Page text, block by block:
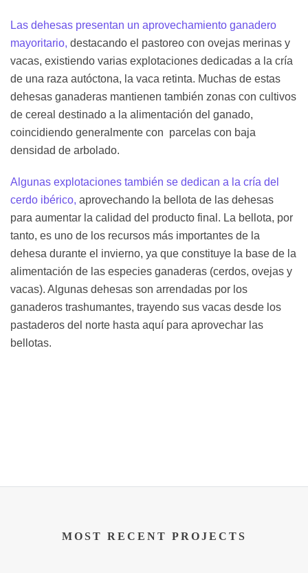
Las dehesas presentan un aprovechamiento ganadero
mayoritario, destacando el pastoreo con ovejas merinas y
vacas, existiendo varias explotaciones dedicadas a la cría
de una raza autóctona, la vaca retinta. Muchas de estas
dehesas ganaderas mantienen también zonas con cultivos
de cereal destinado a la alimentación del ganado,
coincidiendo generalmente con parcelas con baja
densidad de arbolado.
Algunas explotaciones también se dedican a la cría del
cerdo ibérico, aprovechando la bellota de las dehesas
para aumentar la calidad del producto final. La bellota, por
tanto, es uno de los recursos más importantes de la
dehesa durante el invierno, ya que constituye la base de la
alimentación de las especies ganaderas (cerdos, ovejas y
vacas). Algunas dehesas son arrendadas por los
ganaderos trashumantes, trayendo sus vacas desde los
pastaderos del norte hasta aquí para aprovechar las
bellotas.
MOST RECENT PROJECTS